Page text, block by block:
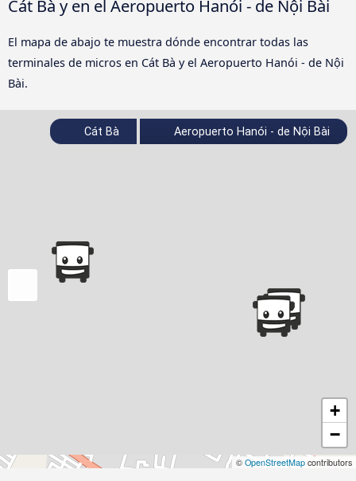
Cát Bà y en el Aeropuerto Hanói - de Nội Bài
El mapa de abajo te muestra dónde encontrar todas las
terminales de micros en Cát Bà y el Aeropuerto Hanói - de Nội
Bài.
+
−
© OpenStreetMap contributors
Cát Bà Aeropuerto Hanói - de Nội Bài